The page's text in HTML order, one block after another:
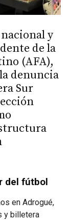
y
de la
(AFA),
denuncia
Sur
del fútbol
en Adrogué,
y billetera